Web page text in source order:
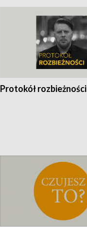
Protokół rozbieżności